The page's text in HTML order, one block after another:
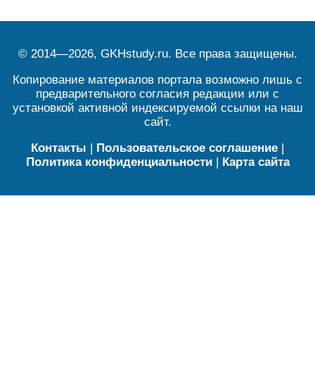
© 2014—2026, GKHstudy.ru. Все права защищены.
Копирование материалов портала возможно лишь с
предварительного согласия редакции или с
установкой активной индексируемой ссылки на наш
сайт.
Контакты | Пользовательское соглашение |
Политика конфиденциальности| Карта сайта